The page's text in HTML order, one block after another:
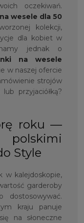
oczekiwań.
wesele dla 50
kolekcji,
dla kobiet w
jednak o
na wesele
w naszej ofercie
strojów
przyjaciółką?
roku —
Style
w kalejdoskopie,
garderoby
kraju panuje
na słoneczne